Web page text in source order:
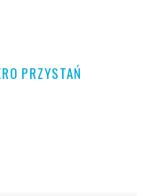
PRZYSTAŃ